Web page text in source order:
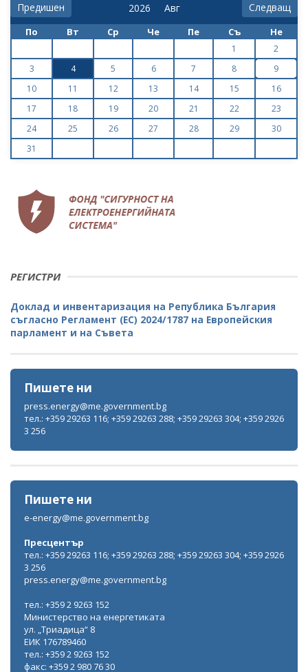
Предишен Следващ
По Вт Ср Че Пе Съ Не
1
2
3
4 5 6 7 8
9
10
11 12 13 14 15
16
17
18 19 20 21 22
23
24
25 26 27 28 29
30
31
РЕГИСТРИ
Доклад и инвентаризация на Република България
съгласно Регламент (ЕС) 2024/1787 на Европейския
парламент и на Съвета
Пишете ни
press.energy@me.government.bg
тел.: +359 29263 116; +359 29263 288; +359 29263 304; +359 2926
3 256
Пишете ни
e-energy@me.government.bg
Пресцентър
тел.: +359 29263 116; +359 29263 288; +359 29263 304; +359 2926
3 256
press.energy@me.government.bg
тел.: +359 2 9263 152
Министерство на енергетиката
ул. „Триадица“ 8
ЕИК 176789460
тел.: +359 2 9263 152
факс: +359 2 980 76 30